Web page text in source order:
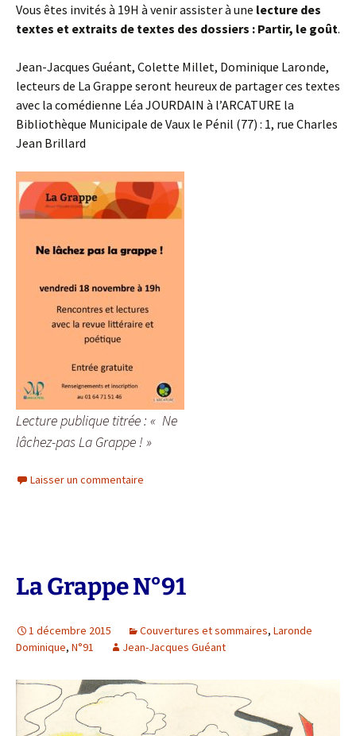
Vous êtes invités à 19H à venir assister à une lecture des
textes et extraits de textes des dossiers : Partir, le goût.
Jean-Jacques Guéant, Colette Millet, Dominique Laronde,
lecteurs de La Grappe seront heureux de partager ces textes
avec la comédienne Léa JOURDAIN à l’ARCATURE la
Bibliothèque Municipale de Vaux le Pénil (77) : 1, rue Charles
Jean Brillard
Lecture publique titrée : « Ne
lâchez-pas La Grappe ! »
Laisser un commentaire
La Grappe N°91
1 décembre 2015 Couvertures et sommaires, Laronde
Dominique, N°91 Jean-Jacques Guéant